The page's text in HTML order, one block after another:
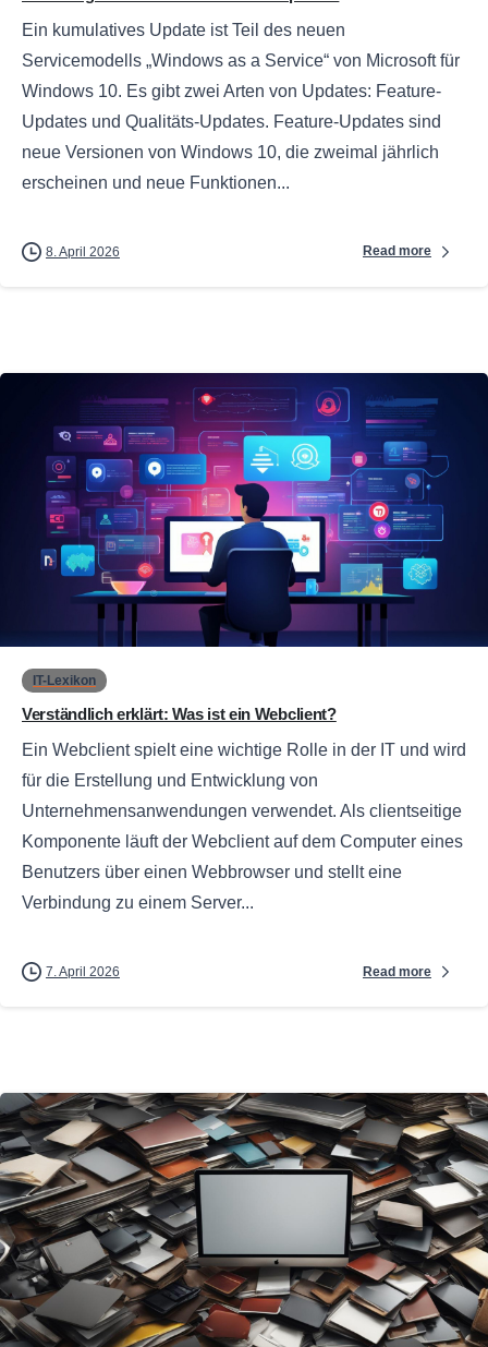
Ein kumulatives Update ist Teil des neuen
Servicemodells „Windows as a Service“ von Microsoft für
Windows 10. Es gibt zwei Arten von Updates: Feature-
Updates und Qualitäts-Updates. Feature-Updates sind
neue Versionen von Windows 10, die zweimal jährlich
erscheinen und neue Funktionen...
8. April 2026 Read more
IT-Lexikon
Verständlich erklärt: Was ist ein Webclient?
Ein Webclient spielt eine wichtige Rolle in der IT und wird
für die Erstellung und Entwicklung von
Unternehmensanwendungen verwendet. Als clientseitige
Komponente läuft der Webclient auf dem Computer eines
Benutzers über einen Webbrowser und stellt eine
Verbindung zu einem Server...
7. April 2026 Read more
0